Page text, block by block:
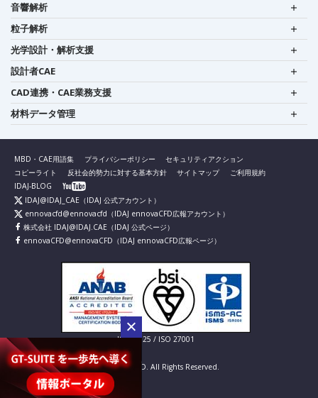
音響解析
粒子解析
光学設計・解析支援
設計者CAE
CAD連携・CAE業務支援
材料データ管理
MBD・CAE用語集 プライバシーポリシー
セキュリティアクション
コピーライト
反社会的勢力に対する基本方針 サイトマップ
ご利用規約
IDAJ-BLOG
IDAJ@IDAJ_CAE （IDAJ 公式アカウント）
ennovacfd@ennovacfd （IDAJ ennovaCFD広報アカウント）
株式会社 IDAJ@IDAJ.CAE （IDAJ 公式ページ）
ennovaCFD@ennovaCFD （IDAJ ennovaCFD広報ページ）
IS 826725 / ISO 27001
© IDAJ Co., LTD. All Rights Reserved.